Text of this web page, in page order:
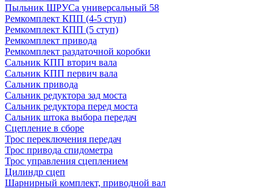
Пыльник ШРУСа универсальный 58
Ремкомплект КПП (4-5 ступ)
Ремкомплект КПП (5 ступ)
Ремкомплект привода
Ремкомплект раздаточной коробки
Сальник КПП вторич вала
Сальник КПП первич вала
Сальник привода
Сальник редуктора зад моста
Сальник редуктора перед моста
Сальник штока выбора передач
Сцепление в сборе
Трос переключения передач
Трос привода спидометра
Трос управления сцеплением
Цилиндр сцеп
Шарнирный комплект, приводной вал